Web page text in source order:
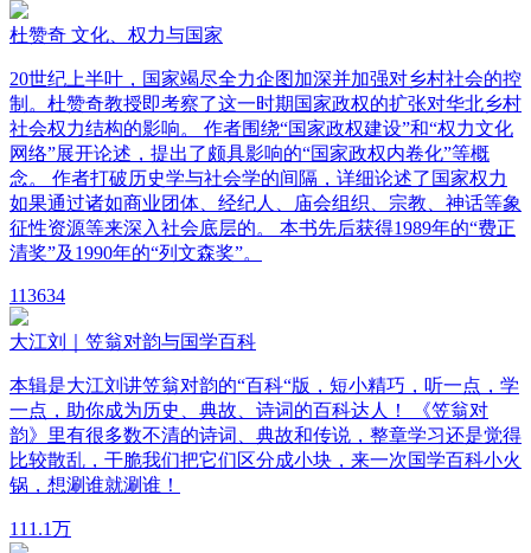
杜赞奇 文化、权力与国家
20世纪上半叶，国家竭尽全力企图加深并加强对乡村社会的控
制。杜赞奇教授即考察了这一时期国家政权的扩张对华北乡村
社会权力结构的影响。 作者围绕“国家政权建设”和“权力文化
网络”展开论述，提出了颇具影响的“国家政权内卷化”等概
念。 作者打破历史学与社会学的间隔，详细论述了国家权力
如果通过诸如商业团体、经纪人、庙会组织、宗教、神话等象
征性资源等来深入社会底层的。 本书先后获得1989年的“费正
清奖”及1990年的“列文森奖”。
113634
大江刘｜笠翁对韵与国学百科
本辑是大江刘讲笠翁对韵的“百科“版，短小精巧，听一点，学
一点，助你成为历史、典故、诗词的百科达人！ 《笠翁对
韵》里有很多数不清的诗词、典故和传说，整章学习还是觉得
比较散乱，干脆我们把它们区分成小块，来一次国学百科小火
锅，想涮谁就涮谁！
11 1.1万